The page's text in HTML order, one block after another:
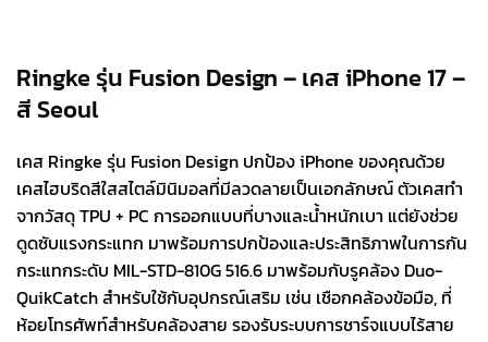
Ringke รุ่น Fusion Design – เคส iPhone 17 –
สี Seoul
เคส Ringke รุ่น Fusion Design ปกป้อง iPhone ของคุณด้วย
เคสไฮบริดสีใสสไตล์มินิมอลที่มีลวดลายเป็นเอกลักษณ์ ตัวเคสทำ
จากวัสดุ TPU + PC การออกแบบที่บางและน้ำหนักเบา แต่ยังช่วย
ดูดซับแรงกระแทก มาพร้อมการปกป้องและประสิทธิภาพในการกัน
กระแทกระดับ MIL-STD-810G 516.6 มาพร้อมกับรูคล้อง Duo-
QuikCatch สำหรับใช้กับอุปกรณ์เสริม เช่น เชือกคล้องข้อมือ, ที่
ห้อยโทรศัพท์สำหรับคล้องสาย รองรับระบบการชาร์จแบบไร้สาย